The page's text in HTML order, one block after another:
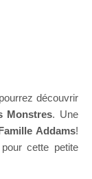
découvrir
Monstres. Une
Addams!
pour cette petite